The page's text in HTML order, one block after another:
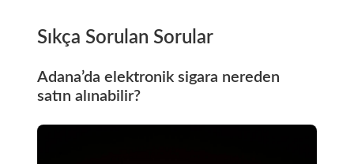
Sıkça Sorulan Sorular
Adana’da elektronik sigara nereden
satın alınabilir?